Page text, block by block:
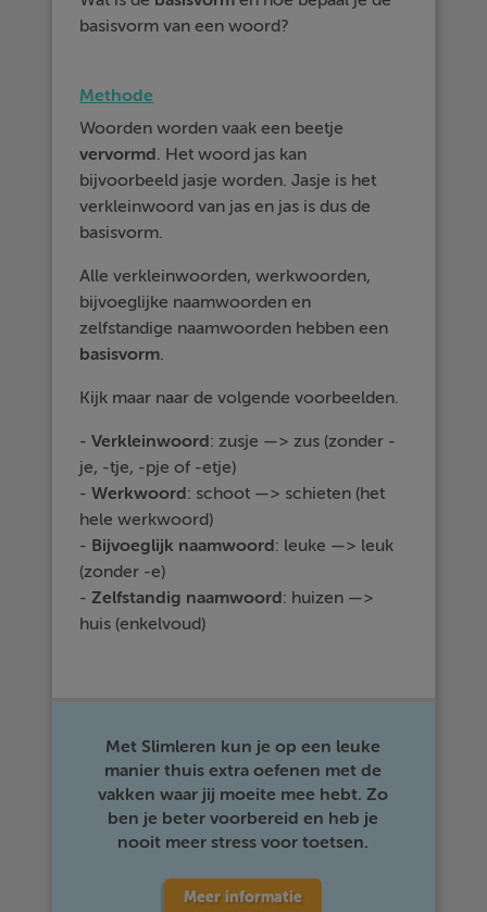
basisvorm van een woord?
Methode
Woorden worden vaak een beetje
vervormd. Het woord jas kan
bijvoorbeeld jasje worden. Jasje is het
verkleinwoord van jas en jas is dus de
basisvorm.
Alle verkleinwoorden, werkwoorden,
bijvoeglijke naamwoorden en
zelfstandige naamwoorden hebben een
basisvorm.
Kijk maar naar de volgende voorbeelden.
-Verkleinwoord: zusje —> zus (zonder -
je, -tje, -pje of -etje)
-Werkwoord: schoot —> schieten (het
hele werkwoord)
- Bijvoeglijk naamwoord: leuke —> leuk
(zonder -e)
-Zelfstandig naamwoord: huizen —>
huis (enkelvoud)
Met Slimleren kun je op een leuke
manier thuis extra oefenen met de
vakken waar jij moeite mee hebt. Zo
ben je beter voorbereid en heb je
nooit meer stress voor toetsen.
Meer informatie